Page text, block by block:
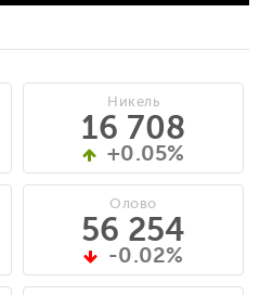
Никель
16 708
+0.05%
Олово
56 254
-0.02%